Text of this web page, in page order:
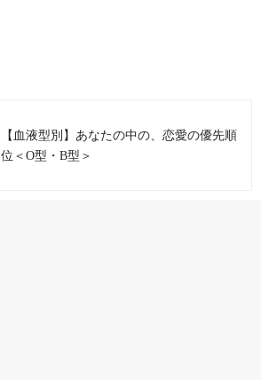
【血液型別】あなたの中の、恋愛の優先順
位＜O型・B型＞